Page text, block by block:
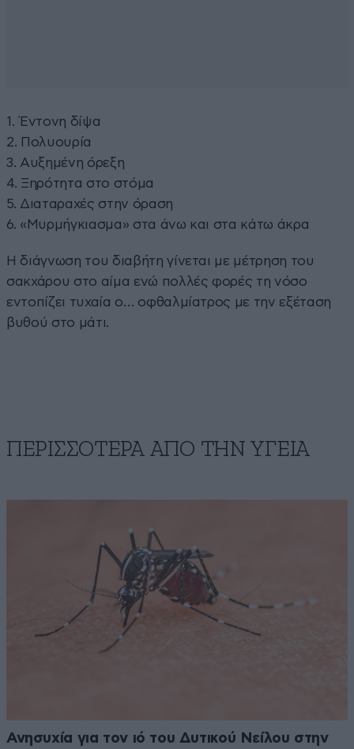
1. Έντονη δίψα
2. Πολυουρία
3. Αυξημένη όρεξη
4. Ξηρότητα στο στόμα
5. Διαταραχές στην όραση
6. «Μυρμήγκιασμα» στα άνω και στα κάτω άκρα
Η διάγνωση του διαβήτη γίνεται με μέτρηση του
σακχάρου στο αίμα ενώ πολλές φορές τη νόσο
εντοπίζει τυχαία ο… οφθαλμίατρος με την εξέταση
βυθού στο μάτι.
ΠΕΡΙΣΣΟΤΕΡΑ ΑΠΟ ΤΗΝ ΥΓΕΙΑ
Ανησυχία για τον ιό του Δυτικού Νείλου στην